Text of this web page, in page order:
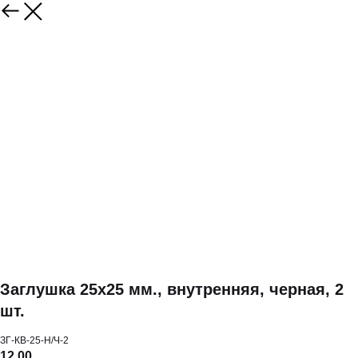
Заглушка 25х25 мм., внутренняя, черная, 2
шт.
ЗГ-КВ-25-Н/Ч-2